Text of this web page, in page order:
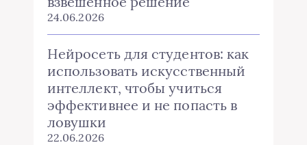
24.06.2026
Нейросеть для студентов: как
использовать искусственный
интеллект, чтобы учиться
эффективнее и не попасть в
ловушки
22.06.2026